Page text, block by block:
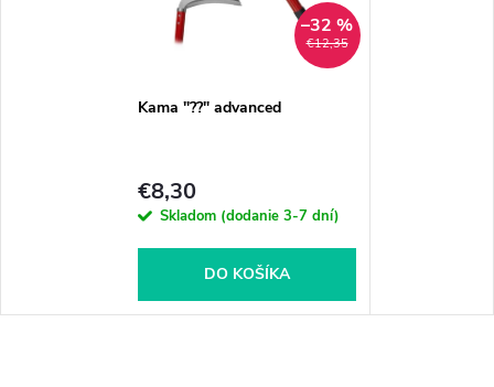
€12,35
–32 %
Kama "??" advanced
€8,30
Skladom (dodanie 3-7 dní)
DO KOŠÍKA